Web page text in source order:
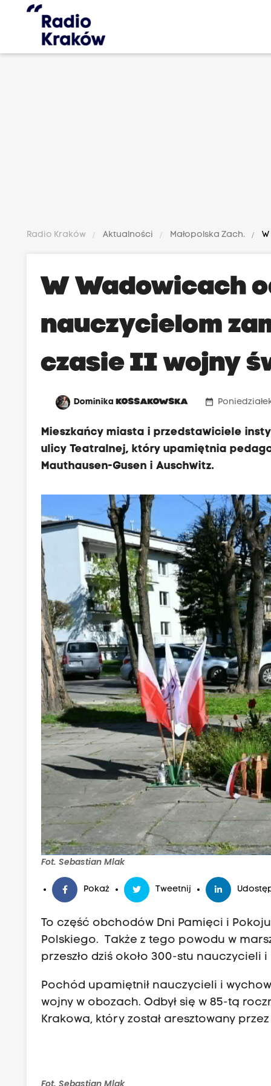
Radio Kraków Aktualności Małopolska Zach.
W Wadowicach
nauczycielom
czasie II wojny
DominikaKOSSAKOWSKA date_range
Mieszkańcy miasta i przedstawiciele
ulicy Teatralnej, który upamiętnia
Mauthausen-Gusen i Auschwitz.
Fot. Sebastian Mlak
Pokaż Tweetnij
To część obchodów Dni Pamięci i
Polskiego. Także z tego powodu w
przeszło dziś około 300-stu nauczycieli i
Pochód upamiętnił nauczycieli i
wojny w obozach. Odbył się w 85-tą
Krakowa, który został aresztowany
Fot. Sebastian Mlak